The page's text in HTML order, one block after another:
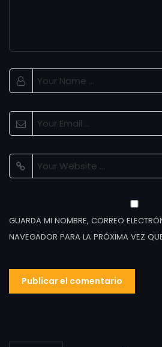
GUARDA MI NOMBRE, CORREO
NAVEGADOR PARA LA PRÓXIMA VEZ